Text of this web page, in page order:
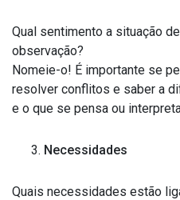
Qual sentimento a situação
observação?
Nomeie-o! É importante se
resolver conflitos e saber a
e o que se pensa ou
Necessidades
Quais necessidades estão